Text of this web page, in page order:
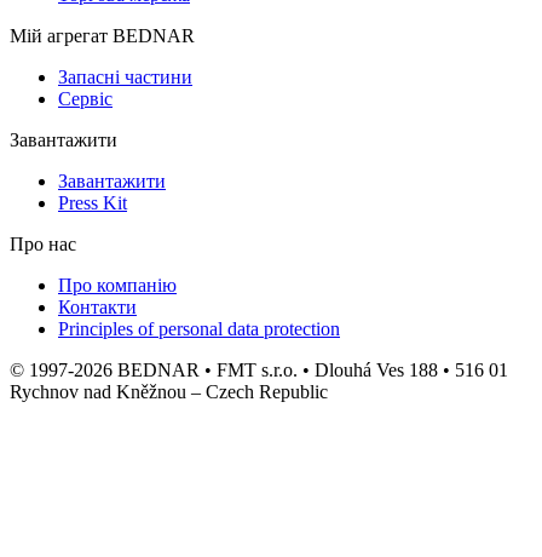
Мій агрегат BEDNAR
Запасні частини
Сервіс
Завантажити
Завантажити
Press Kit
Про нас
Про компанію
Контакти
Principles of personal data protection
© 1997-2026 BEDNAR • FMT s.r.o. • Dlouhá Ves 188 • 516 01
Rychnov nad Kněžnou – Czech Republic